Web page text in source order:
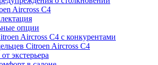
Aircross C4
опции
Aircross C4 с конкурентами
Citroen Aircross C4
экстерьера